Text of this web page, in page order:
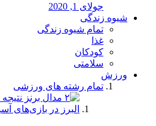
جولای 1, 2020
شیوه زندگی
تمام شیوه زندگی
غذا
کودکان
سلامتی
ورزش
تمام رشته های ورزشی